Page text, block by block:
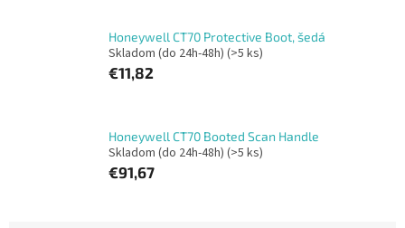
Honeywell CT70 Protective Boot, šedá
Skladom (do 24h-48h) (>5 ks)
€11,82
Honeywell CT70 Booted Scan Handle
Skladom (do 24h-48h) (>5 ks)
€91,67